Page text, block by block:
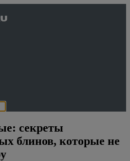
секреты
блинов, которые не